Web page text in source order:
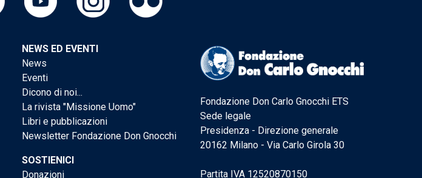
NEWS ED EVENTI
News
Eventi
Dicono di noi...
La rivista "Missione Uomo"
Libri e pubblicazioni
Newsletter Fondazione Don Gnocchi
SOSTIENICI
Donazioni
Fondazione Don Carlo Gnocchi ETS
Sede legale
Presidenza - Direzione generale
20162 Milano - Via Carlo Girola 30
Partita IVA 12520870150